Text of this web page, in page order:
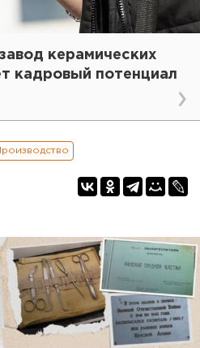
керамических
кадровый потенциал